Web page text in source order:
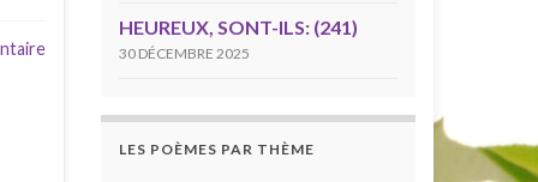
HEUREUX, SONT-ILS: (241)
30 DÉCEMBRE 2025
LES POÈMES PAR THÈME